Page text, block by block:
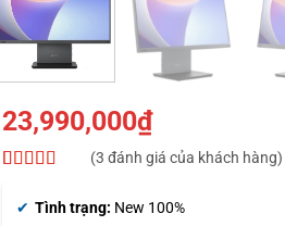
23,990,000₫
trên đánh
(3 đánh giá của khách hàng)
Tình trạng: New 100%